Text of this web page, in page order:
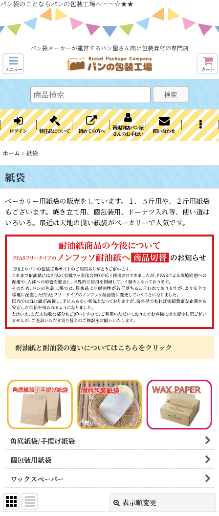
パン袋のことならパンの包装工場へ～～☆★★
パン袋メーカーが運営するパン屋さん向け包装資材の専門店
メニュー カート
検索
ログイン 特注品について 初めての方へ
新規開店パン屋
さんのお手伝い
問い合わせ
ホーム > 紙袋
紙袋
ベーカリー用紙袋の販売をしています。１．５斤用や、２斤用紙袋
もございます。焼き立て用、個包装用、ドーナツ入れ等、使い道は
いろいろ。最近は天地の浅い紙袋がベーカリーで人気です。
耐油紙と耐油袋の違いについてはこちらをクリック
角底紙袋/手提げ紙袋
個包装用紙袋
ワックスペーパー
表示順変更